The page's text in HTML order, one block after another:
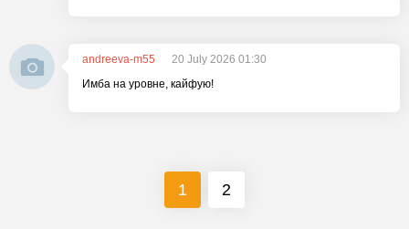
andreeva-m55
20 July 2026 01:30
Имба на уровне, кайфую!
1 2